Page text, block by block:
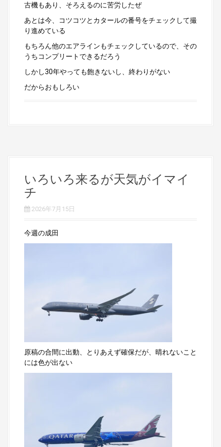
古機もあり、そろえるのに苦労したぜ
あとは今、コツコツとカタールの番号をチェックして撮
り進めている
もちろん他のエアラインもチェックしているので、その
うちコンプリートできるだろう
しかし30年やっても飽きないし、終わりがない
だからおもしろい
いろいろ来るが天気がイマイ
チ
2026年7月15日
今週の成田
原稿の合間に出動、とりあえず確保だが、晴れないこと
には色が出ない